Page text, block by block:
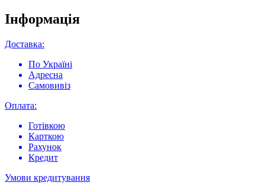
Інформація
Доставка:
По Україні
Адресна
Самовивіз
Оплата:
Готівкою
Карткою
Рахунок
Кредит
Умови кредитування